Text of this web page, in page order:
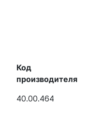
Код
производителя
40.00.464